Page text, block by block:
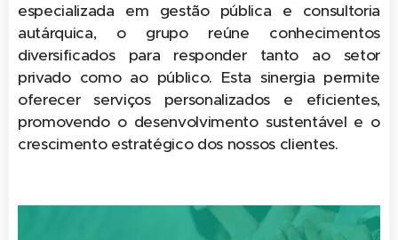
especializada em gestão pública e consultoria
autárquica, o grupo reúne conhecimentos
diversificados para responder tanto ao setor
privado como ao público. Esta sinergia permite
oferecer serviços personalizados e eficientes,
promovendo o desenvolvimento sustentável e o
crescimento estratégico dos nossos clientes.